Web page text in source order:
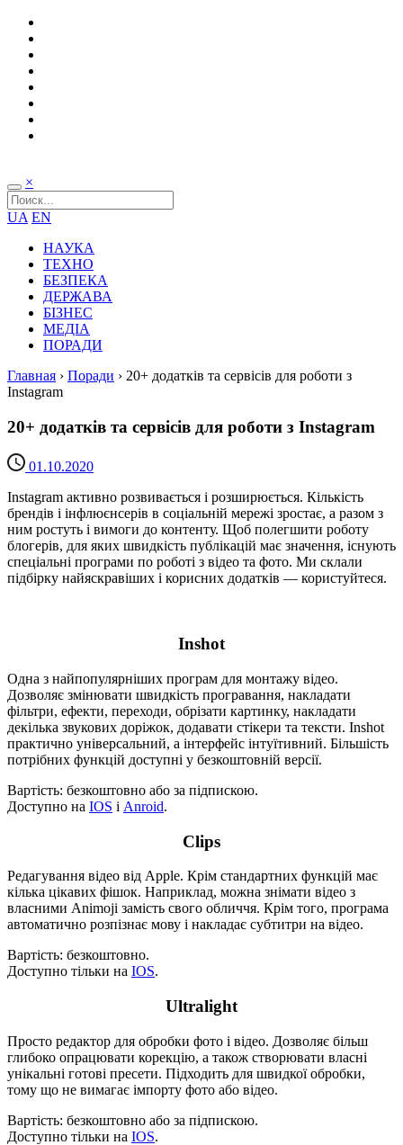
×
UA EN
НАУКА
ТЕХНО
БЕЗПЕКА
ДЕРЖАВА
БІЗНЕС
МЕДІА
ПОРАДИ
Главная › Поради › 20+ додатків та сервісів для роботи з
Instagram
20+ додатків та сервісів для роботи з Instagram
01.10.2020
Instagram активно розвивається і розширюється. Кількість
брендів і інфлюєнсерів в соціальній мережі зростає, а разом з
ним ростуть і вимоги до контенту. Щоб полегшити роботу
блогерів, для яких швидкість публікацій має значення, існують
спеціальні програми по роботі з відео та фото. Ми склали
підбірку найяскравіших і корисних додатків — користуйтеся.
Inshot
Одна з найпопулярніших програм для монтажу відео.
Дозволяє змінювати швидкість програвання, накладати
фільтри, ефекти, переходи, обрізати картинку, накладати
декілька звукових доріжок, додавати стікери та тексти. Inshot
практично універсальний, а інтерфейс інтуїтивний. Більшість
потрібних функцій доступні у безкоштовній версії.
Вартість: безкоштовно або за підпискою.
Доступно на IOS і Anroid.
Clips
Редагування відео від Apple. Крім стандартних функцій має
кілька цікавих фішок. Наприклад, можна знімати відео з
власними Animoji замість свого обличчя. Крім того, програма
автоматично розпізнає мову і накладає субтитри на відео.
Вартість: безкоштовно.
Доступно тільки на IOS.
Ultralight
Просто редактор для обробки фото і відео. Дозволяє більш
глибоко опрацювати корекцію, а також створювати власні
унікальні готові пресети. Підходить для швидкої обробки,
тому що не вимагає імпорту фото або відео.
Вартість: безкоштовно або за підпискою.
Доступно тільки на IOS.